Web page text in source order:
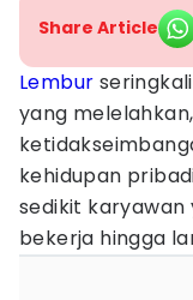
Share Article
Lembur
yang
kehidupan
sedikit
bekerja hingga